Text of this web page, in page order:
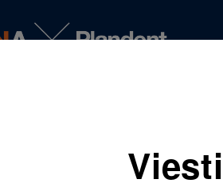
Kirjaudu sisään